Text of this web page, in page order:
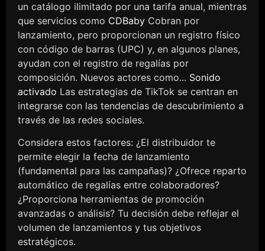
un catálogo ilimitado por una tarifa anual, mientras
que servicios como CDBaby Cobran por
lanzamiento, pero proporcionan un registro físico
con código de barras (UPC) y, en algunos planes,
ayudan con el registro de regalías por
composición. Nuevos actores como... Sonido
activado Las estrategias de TikTok se centran en
integrarse con las tendencias de descubrimiento a
través de las redes sociales.
Considera estos factores: ¿El distribuidor te
permite elegir la fecha de lanzamiento
(fundamental para las campañas)? ¿Ofrece reparto
automático de regalías entre colaboradores?
¿Proporciona herramientas de promoción
avanzadas o análisis? Tu decisión debe reflejar el
volumen de lanzamientos y tus objetivos
estratégicos.